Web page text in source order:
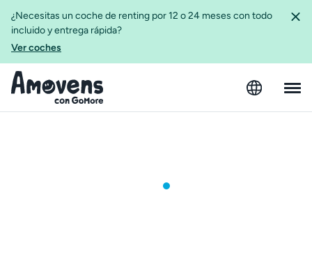
¿Necesitas un coche de renting por 12 o 24 meses con todo
incluido y entrega rápida?
Ver coches